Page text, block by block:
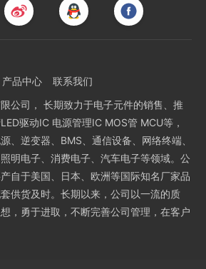
产品中心
联系我们
公司， 长期致力于电子元件的销售、推
驱动IC 电源管理IC MOS管 MCU等，
、逆变器、BMS、通信设备、网络终端、
明电子、消费电子、汽车电子等领域。公
自于美国、日本、欧洲等国际知名厂家品
供货及时。长期以来，公司以一流的质
，勇于进取，不断完善公司管理，在客户